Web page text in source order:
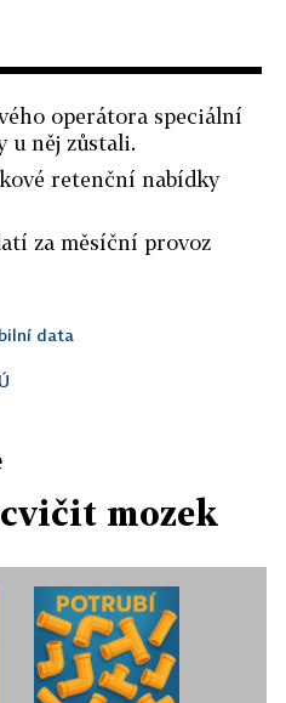
operátora speciální
u něj zůstali.
retenční nabídky
za měsíční provoz
data
mozek